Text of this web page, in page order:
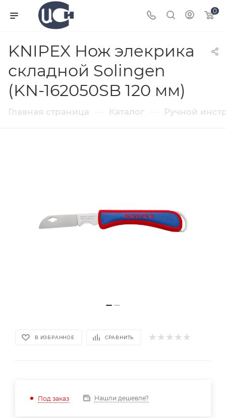
0
KNIPEX Нож элекрика
складной Solingen
(KN-162050SB 120 мм)
Главная страница Каталог Ручной
В ИЗБРАННОЕ СРАВНИТЬ
Под заказ Нашли дешевле?